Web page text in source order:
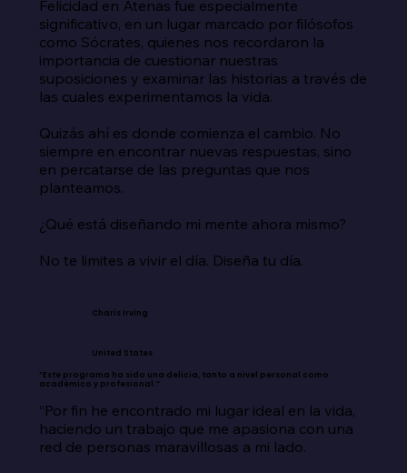
Felicidad en Atenas fue especialmente
significativo, en un lugar marcado por filósofos
como Sócrates, quienes nos recordaron la
importancia de cuestionar nuestras
suposiciones y examinar las historias a través de
las cuales experimentamos la vida.
Quizás ahí es donde comienza el cambio. No
siempre en encontrar nuevas respuestas, sino
en percatarse de las preguntas que nos
planteamos.
¿Qué está diseñando mi mente ahora mismo?
No te limites a vivir el día. Diseña tu día.
Charis Irving
United States
“Este programa ha sido una delicia, tanto a nivel personal como
académico y profesional.”
“Por fin he encontrado mi lugar ideal en la vida,
haciendo un trabajo que me apasiona con una
red de personas maravillosas a mi lado.